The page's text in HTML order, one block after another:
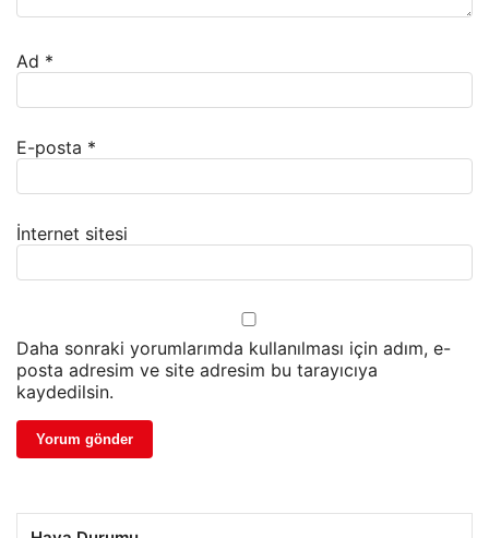
Ad *
E-posta *
İnternet sitesi
Daha sonraki yorumlarımda kullanılması için adım, e-
posta adresim ve site adresim bu tarayıcıya
kaydedilsin.